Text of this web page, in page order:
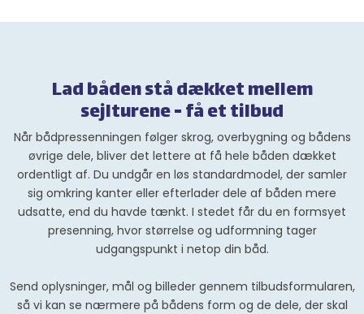
Lad båden stå dækket mellem
sejlturene - få et tilbud
Når bådpressenningen følger skrog, overbygning og bådens
øvrige dele, bliver det lettere at få hele båden dækket
ordentligt af. Du undgår en løs standardmodel, der samler
sig omkring kanter eller efterlader dele af båden mere
udsatte, end du havde tænkt. I stedet får du en formsyet
presenning, hvor størrelse og udformning tager
udgangspunkt i netop din båd.
Send oplysninger, mål og billeder gennem tilbudsformularen,
så vi kan se nærmere på bådens form og de dele, der skal